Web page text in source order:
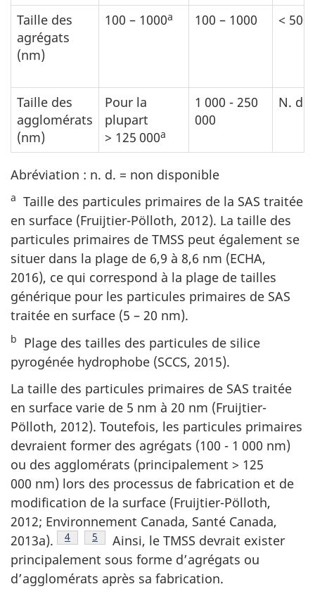
Taille des
agrégats
(nm)
100 – 1000a 100 – 1000 <
Taille des
agglomérats
(nm)
Pour la
plupart
> 125 000a
1 000 - 250
000
N. d.
Abréviation : n. d. = non disponible
a
Taille des particules primaires de la SAS traitée
en surface (Fruijtier-Pölloth, 2012). La taille des
particules primaires de TMSS peut également se
situer dans la plage de 6,9 à 8,6 nm (ECHA,
2016), ce qui correspond à la plage de tailles
générique pour les particules primaires de SAS
traitée en surface (5 – 20 nm).
b
Plage des tailles des particules de silice
pyrogénée hydrophobe (SCCS, 2015).
La taille des particules primaires de SAS traitée
en surface varie de 5 nm à 20 nm (Fruijtier-
Pölloth, 2012). Toutefois, les particules primaires
devraient former des agrégats (100 - 1 000 nm)
ou des agglomérats (principalement > 125
000 nm) lors des processus de fabrication et de
modification de la surface (Fruijtier-Pölloth,
2012; Environnement Canada, Santé Canada,
2013a).
Note de bas de page
4 Note de bas de page
5
Ainsi, le TMSS devrait exister
principalement sous forme d’agrégats ou
d’agglomérats après sa fabrication.